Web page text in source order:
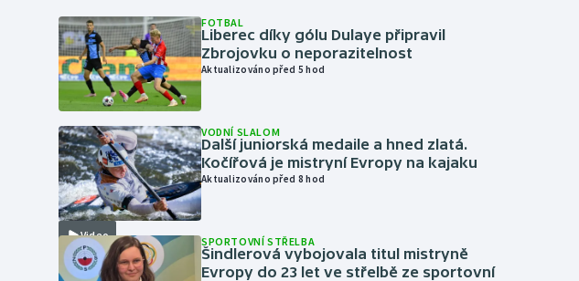
FOTBAL
Liberec díky gólu Dulaye připravil
Zbrojovku o neporazitelnost
Aktualizováno před 5 hod
Video
VODNÍ SLALOM
Další juniorská medaile a hned zlatá.
Kočířová je mistryní Evropy na kajaku
Aktualizováno před 8 hod
SPORTOVNÍ STŘELBA
Šindlerová vybojovala titul mistryně
Evropy do 23 let ve střelbě ze sportovní